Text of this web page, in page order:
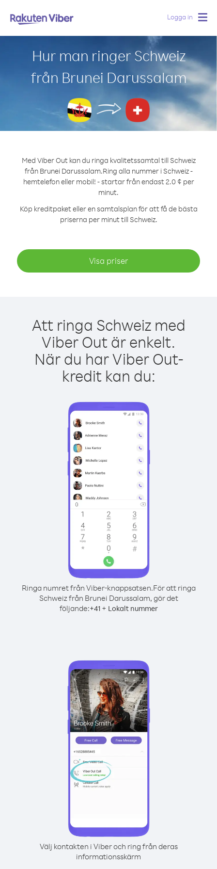
Logga in
Hur man ringer Schweiz
från Brunei Darussalam
Med Viber Out kan du ringa kvalitetssamtal till Schweiz
från Brunei Darussalam.Ring alla nummer i Schweiz -
hemtelefon eller mobil! - startar från endast 2.0 ¢ per
minut.
Köp kreditpaket eller en samtalsplan för att få de bästa
priserna per minut till Schweiz.
Visa priser
Att ringa Schweiz med
Viber Out är enkelt.
När du har Viber Out-
kredit kan du:
Ringa numret från Viber-knappsatsen.För att ringa
Schweiz från Brunei Darussalam, gör det
följande:+41+ Lokalt nummer
Välj kontakten i Viber och ring från deras
informationsskärm